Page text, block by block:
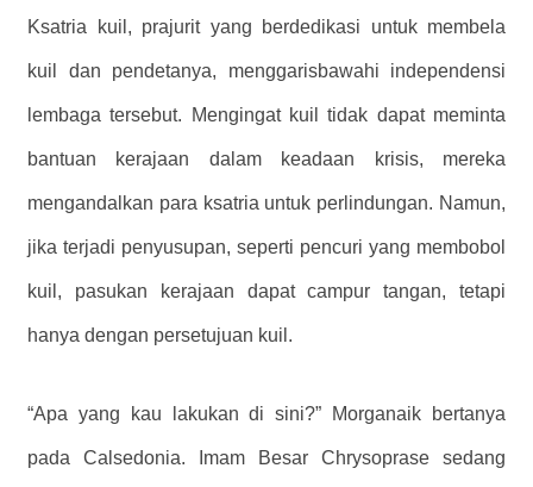
Ksatria kuil, prajurit yang berdedikasi untuk membela
kuil dan pendetanya, menggarisbawahi independensi
lembaga tersebut. Mengingat kuil tidak dapat meminta
bantuan kerajaan dalam keadaan krisis, mereka
mengandalkan para ksatria untuk perlindungan. Namun,
jika terjadi penyusupan, seperti pencuri yang membobol
kuil, pasukan kerajaan dapat campur tangan, tetapi
hanya dengan persetujuan kuil.
“Apa yang kau lakukan di sini?” Morganaik bertanya
pada Calsedonia. Imam Besar Chrysoprase sedang